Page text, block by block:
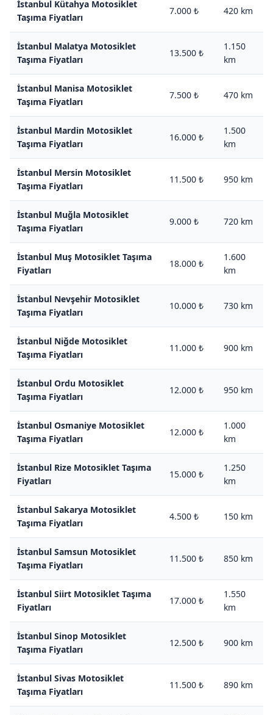
İstanbul Kütahya Motosiklet
Taşıma Fiyatları
7.000 ₺ 420 km
İstanbul Malatya Motosiklet
Taşıma Fiyatları
13.500 ₺
1.150
km
İstanbul Manisa Motosiklet
Taşıma Fiyatları
7.500 ₺ 470 km
İstanbul Mardin Motosiklet
Taşıma Fiyatları
16.000 ₺
1.500
km
İstanbul Mersin Motosiklet
Taşıma Fiyatları
11.500 ₺ 950 km
İstanbul Muğla Motosiklet
Taşıma Fiyatları
9.000 ₺ 720 km
İstanbul Muş Motosiklet Taşıma
Fiyatları
18.000 ₺
1.600
km
İstanbul Nevşehir Motosiklet
Taşıma Fiyatları
10.000 ₺ 730 km
İstanbul Niğde Motosiklet
Taşıma Fiyatları
11.000 ₺ 900 km
İstanbul Ordu Motosiklet
Taşıma Fiyatları
12.000 ₺ 950 km
İstanbul Osmaniye Motosiklet
Taşıma Fiyatları
12.000 ₺
1.000
km
İstanbul Rize Motosiklet Taşıma
Fiyatları
15.000 ₺
1.250
km
İstanbul Sakarya Motosiklet
Taşıma Fiyatları
4.500 ₺ 150 km
İstanbul Samsun Motosiklet
Taşıma Fiyatları
11.500 ₺ 850 km
İstanbul Siirt Motosiklet Taşıma
Fiyatları
17.000 ₺
1.550
km
İstanbul Sinop Motosiklet
Taşıma Fiyatları
12.500 ₺ 900 km
İstanbul Sivas Motosiklet
Taşıma Fiyatları
11.500 ₺ 890 km